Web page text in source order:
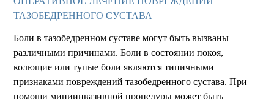
ТАЗОБЕДРЕННОГО СУСТАВА
Боли в тазобедренном суставе могут быть вызваны
различными причинами. Боли в состоянии покоя,
колющие или тупые боли являются типичными
признаками повреждений тазобедренного сустава. При
помощи миниинвазивной процедуры может быть